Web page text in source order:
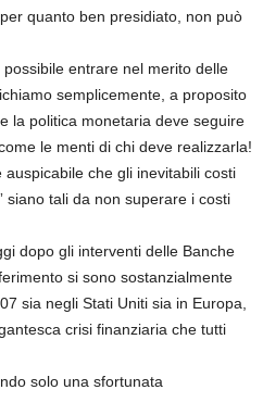
quanto ben presidiato, non può
entrare nel merito delle
semplicemente, a proposito
la politica monetaria deve seguire
le menti di chi deve realizzarla!
che gli inevitabili costi
siano tali da non superare i costi
dopo gli interventi delle Banche
si sono sostanzialmente
sia negli Stati Uniti sia in Europa,
crisi finanziaria che tutti
solo una sfortunata